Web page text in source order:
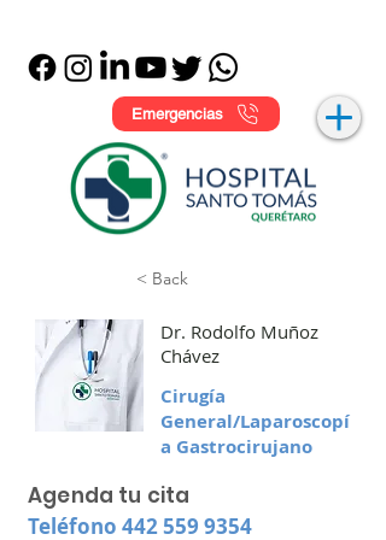
Emergencias
< Back
Dr. Rodolfo Muñoz
Chávez
Cirugía
General/Laparoscopí
a Gastrocirujano
Agenda tu cita
Teléfono 442 559 9354